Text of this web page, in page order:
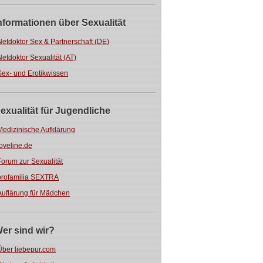
über Sexualität
Sex & Partnerschaft (DE)
Sexualität (AT)
und Erotikwissen
für Jugendliche
Aufklärung
zur Sexualität
SEXTRA
für Mädchen
sind wir?
liebepur.com